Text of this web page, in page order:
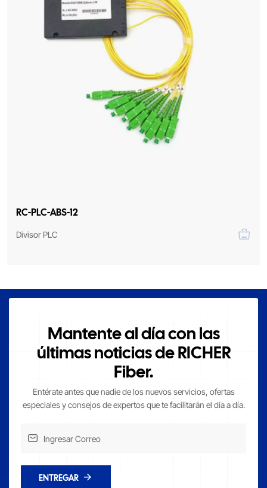
RC-PLC-ABS-12
Divisor PLC
Mantente al día con las
últimas noticias de RICHER
Fiber.
Entérate antes que nadie de los nuevos servicios, ofertas
especiales y consejos de expertos que te facilitarán el día a día.
ENTREGAR